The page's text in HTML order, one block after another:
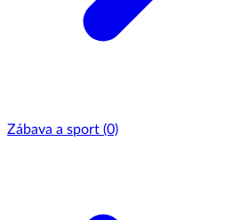
Zábava a sport (0)